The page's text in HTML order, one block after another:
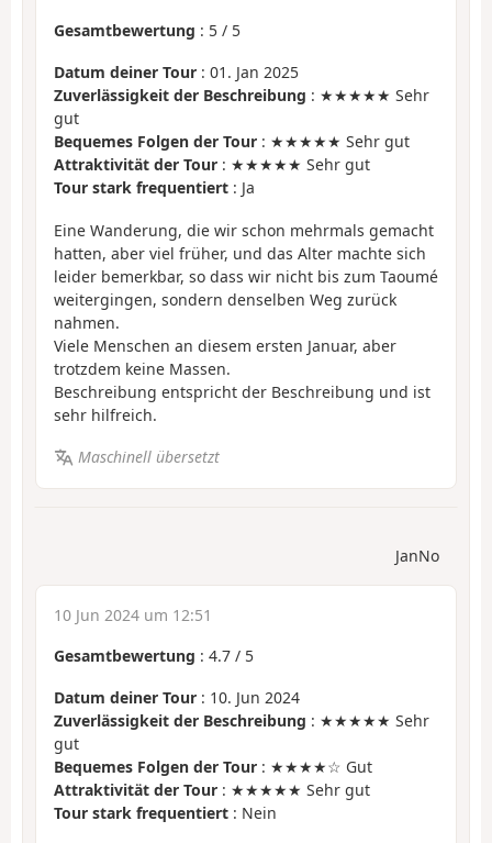
Gesamtbewertung : 5 / 5
Datum deiner Tour : 01. Jan 2025
Zuverlässigkeit der Beschreibung : ★★★★★ Sehr
gut
Bequemes Folgen der Tour : ★★★★★ Sehr gut
Attraktivität der Tour : ★★★★★ Sehr gut
Tour stark frequentiert : Ja
Eine Wanderung, die wir schon mehrmals gemacht
hatten, aber viel früher, und das Alter machte sich
leider bemerkbar, so dass wir nicht bis zum Taoumé
weitergingen, sondern denselben Weg zurück
nahmen.
Viele Menschen an diesem ersten Januar, aber
trotzdem keine Massen.
Beschreibung entspricht der Beschreibung und ist
sehr hilfreich.
Maschinell übersetzt
JanNo
10 Jun 2024 um 12:51
Gesamtbewertung : 4.7 / 5
Datum deiner Tour : 10. Jun 2024
Zuverlässigkeit der Beschreibung : ★★★★★ Sehr
gut
Bequemes Folgen der Tour : ★★★★☆ Gut
Attraktivität der Tour : ★★★★★ Sehr gut
Tour stark frequentiert : Nein